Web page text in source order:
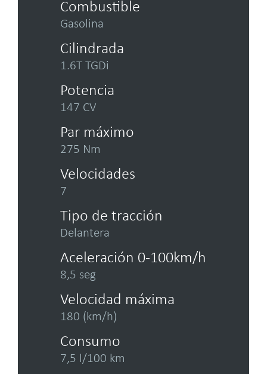
Combustible
Gasolina
Cilindrada
1.6T TGDi
Potencia
147 CV
Par máximo
275 Nm
Velocidades
7
Tipo de tracción
Delantera
Aceleración 0-100km/h
8,5 seg
Velocidad máxima
180 (km/h)
Consumo
7,5 l/100 km